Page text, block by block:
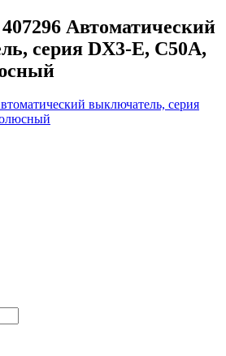
Автоматический
серия DX3-E, С50A,